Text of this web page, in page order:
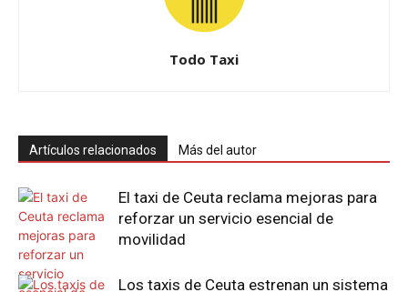
Todo Taxi
Artículos relacionados Más del autor
El taxi de Ceuta reclama mejoras para
reforzar un servicio esencial de
movilidad
Los taxis de Ceuta estrenan un sistema